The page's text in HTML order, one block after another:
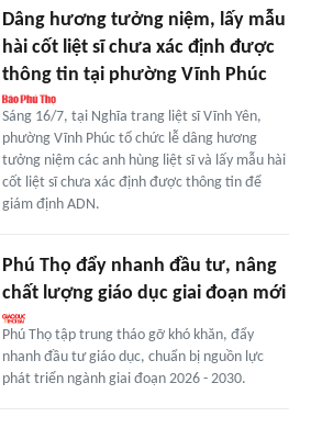
Dâng hương tưởng niệm, lấy mẫu
hài cốt liệt sĩ chưa xác định được
thông tin tại phường Vĩnh Phúc
Sáng 16/7, tại Nghĩa trang liệt sĩ Vĩnh Yên,
phường Vĩnh Phúc tổ chức lễ dâng hương
tưởng niệm các anh hùng liệt sĩ và lấy mẫu hài
cốt liệt sĩ chưa xác định được thông tin để
giám định ADN.
Phú Thọ đẩy nhanh đầu tư, nâng
chất lượng giáo dục giai đoạn mới
Phú Thọ tập trung tháo gỡ khó khăn, đẩy
nhanh đầu tư giáo dục, chuẩn bị nguồn lực
phát triển ngành giai đoạn 2026 - 2030.